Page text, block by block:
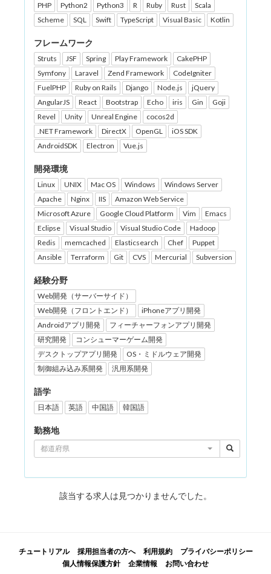
PHP
Python2 Python3 R Ruby Rust
Scala
Scheme
SQL Swift TypeScript Visual Basic Kotlin
フレームワーク
Struts JSF Spring Play Framework
CakePHP
Symfony
Laravel Zend Framework
CodeIgniter
FuelPHP
Ruby on Rails Django Node.js
jQuery
AngularJS
React Bootstrap Echo iris Gin
Goji
Revel
Unity Unreal Engine
cocos2d
.NET Framework
DirectX OpenGL
iOS SDK
AndroidSDK
Electron Vue.js
開発環境
Linux UNIX Mac OS Windows
Windows Server
Apache
Nginx IIS
Amazon Web Service
Microsoft Azure
Google Cloud Platform Vim
Emacs
Eclipse
Visual Studio Visual Studio Code
Hadoop
Redis
memcached Elasticsearch Chef
Puppet
Ansible
Terraform Git CVS Mercurial Subversion
経験分野
Web開発（サーバーサイド）
Web開発（フロントエンド）
iPhoneアプリ開発
Androidアプリ開発
フィーチャーフォンアプリ開発
研究開発
コンシューマーゲーム開発
デスクトップアプリ開発
OS・ミドルウェア開発
制御組み込み系開発
汎用系開発
語学
日本語 英語 中国語 韓国語
勤務地
都道府県
該当する求人は見つかりませんでした。
チュートリアル 採用担当者の方へ 利用規約
プライバシーポリシー
個人情報保護方針
企業情報 お問い合わせ